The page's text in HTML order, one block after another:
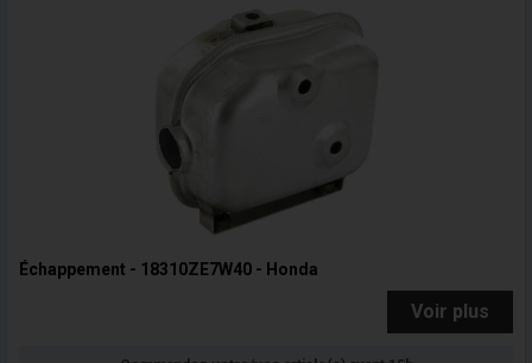
Échappement - 18310ZE7W40 - Honda
Voir plus